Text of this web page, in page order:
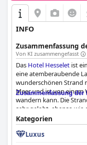
INFO
Zusammenfassung
Von KI zusammengefasst
Das Hotel Hesselet ist
eine atemberaubende
wunderschönen Strand
Meer und ist von einem
wandern kann. Die
sehr gelobt, ebenso wie
Frühstücksbuffet ist
ein fantastisches
Gourmetgerichten. Die
Zusammenfassung der
Kategorien
Luxus